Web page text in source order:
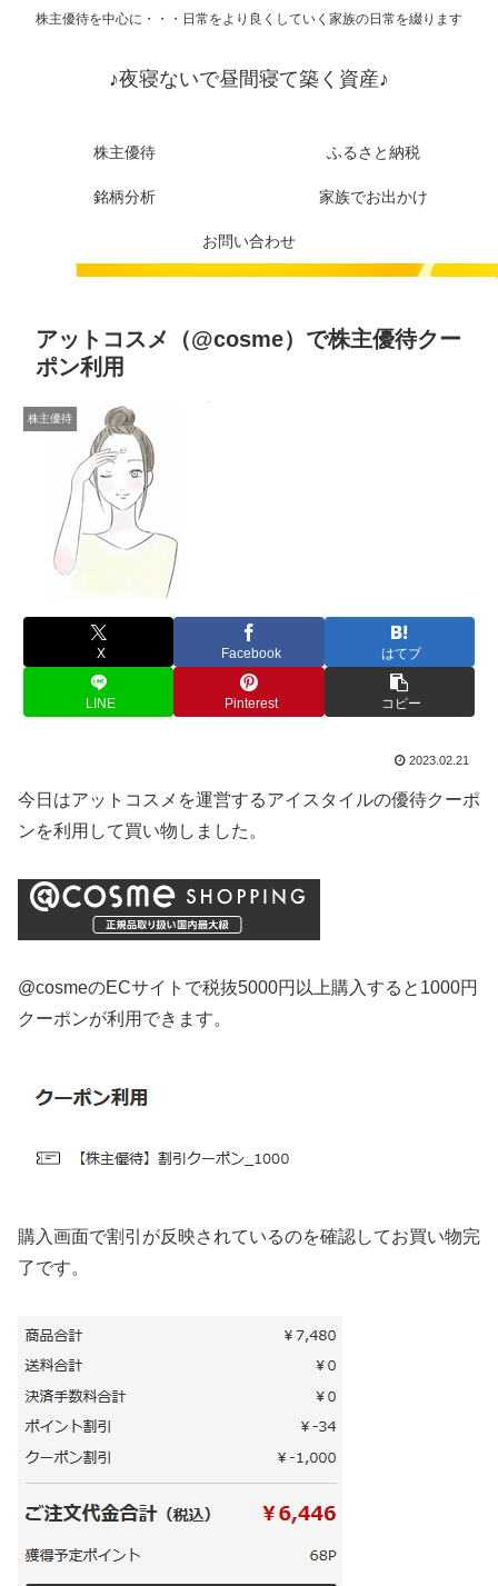
株主優待を中心に・・・日常をより良くしていく家族の日常を綴ります
♪夜寝ないで昼間寝て築く資産♪
株主優待 ふるさと納税
銘柄分析 家族でお出かけ
お問い合わせ
アットコスメ（@cosme）で株主優待クー
ポン利用
株主優待
X Facebook はてブ
LINE Pinterest コピー
2023.02.21
今日はアットコスメを運営するアイスタイルの優待クーポ
ンを利用して買い物しました。
@cosmeのECサイトで税抜5000円以上購入すると1000円
クーポンが利用できます。
購入画面で割引が反映されているのを確認してお買い物完
了です。